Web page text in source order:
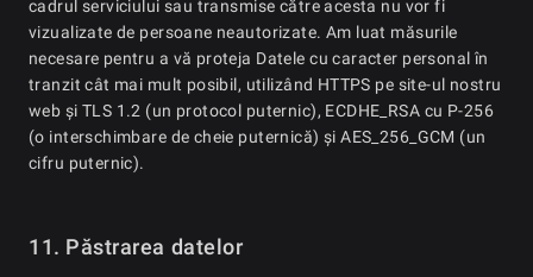
cadrul serviciului sau transmise către acesta nu vor fi
vizualizate de persoane neautorizate. Am luat măsurile
necesare pentru a vă proteja Datele cu caracter personal în
tranzit cât mai mult posibil, utilizând HTTPS pe site-ul nostru
web și TLS 1.2 (un protocol puternic), ECDHE_RSA cu P-256
(o interschimbare de cheie puternică) și AES_256_GCM (un
cifru puternic).
11. Păstrarea datelor